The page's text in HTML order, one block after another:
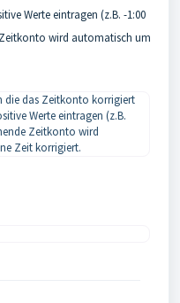
Werte eintragen (z.B. -1:00
Zeitkonto wird automatisch um